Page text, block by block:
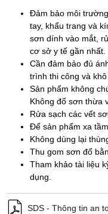
Đảm bảo môi
tay, khẩu trang và
sơn dính vào mắt,
cơ sở y tế gần nhất.
Cần đảm bảo đủ
trình thi công và
Sản phẩm không
Không đổ sơn thừa
Rửa sạch các vết
Để sản phẩm xa
Không dùng lại
Thu gom sơn đổ
Tham khảo tài liệu
dụng.
SDS - Thông tin an